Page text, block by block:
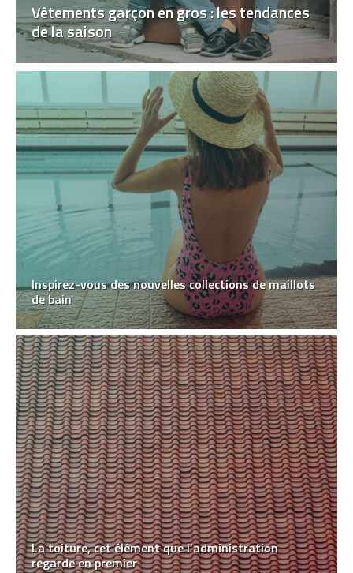
Vêtements garçon en gros : les tendances
de la saison
Inspirez-vous des nouvelles collections de maillots
de bain
La toiture, cet élément que l’administration
regarde en premier